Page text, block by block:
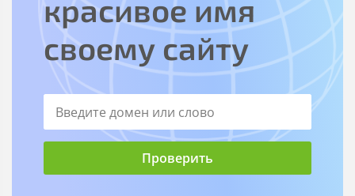
красивое имя
своему сайту